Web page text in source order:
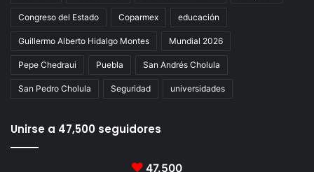
Congreso del Estado Coparmex educación
Guillermo Alberto Hidalgo Montes Mundial 2026
Pepe Chedraui Puebla San Andrés Cholula
San Pedro Cholula Seguridad universidades
Unirse a 47,500 seguidores
47.500